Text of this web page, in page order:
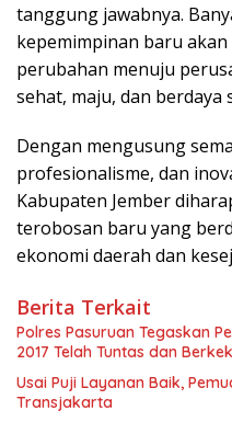
tanggung jawabnya.
kepemimpinan baru
perubahan menuju
sehat, maju, dan berdaya
Dengan mengusung
profesionalisme, dan
Kabupaten Jember
terobosan baru yang
ekonomi daerah dan
Berita Terkait
Polres Pasuruan Tegaskan
2017 Telah Tuntas dan
Usai Puji Layanan Baik,
Transjakarta